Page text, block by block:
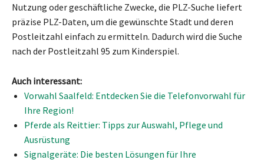
Nutzung oder geschäftliche Zwecke, die PLZ-Suche liefert
präzise PLZ-Daten, um die gewünschte Stadt und deren
Postleitzahl einfach zu ermitteln. Dadurch wird die Suche
nach der Postleitzahl 95 zum Kinderspiel.
Auch interessant:
Vorwahl Saalfeld: Entdecken Sie die Telefonvorwahl für
Ihre Region!
Pferde als Reittier: Tipps zur Auswahl, Pflege und
Ausrüstung
Signalgeräte: Die besten Lösungen für Ihre